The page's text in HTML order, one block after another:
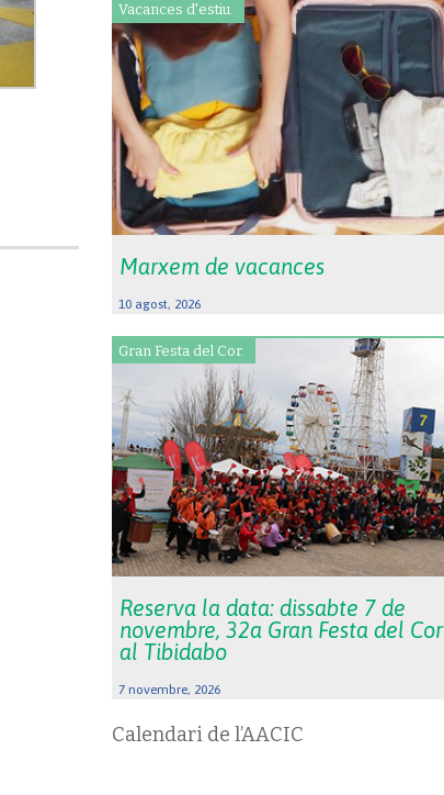
Vacances d'estiu.
Marxem de vacances
10 agost, 2026
Gran Festa del Cor.
Reserva la data: dissabte 7 de
novembre, 32a Gran Festa del Cor
al Tibidabo
7 novembre, 2026
Calendari de l’AACIC